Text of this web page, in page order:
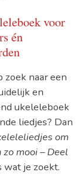
voor
én
zoek naar een
en
ukeleleboek
liedjes? Dan
om
zo mooi – Deel
wat je zoekt.